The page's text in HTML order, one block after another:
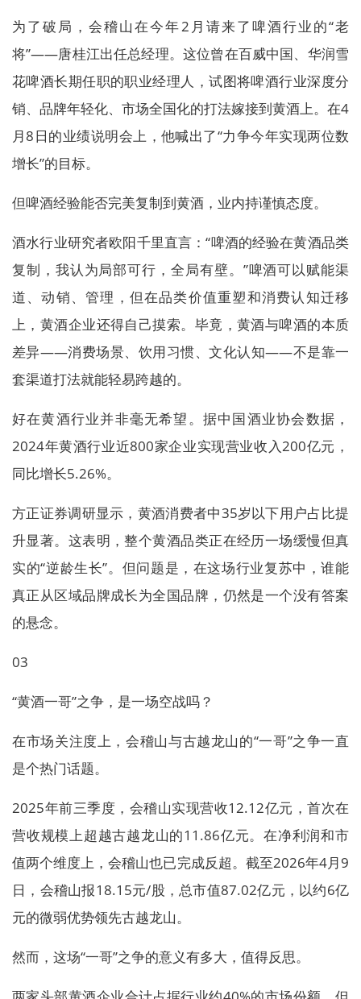
为了破局，会稽山在今年2月请来了啤酒行业的“老
将”——唐桂江出任总经理。这位曾在百威中国、华润雪
花啤酒长期任职的职业经理人，试图将啤酒行业深度分
销、品牌年轻化、市场全国化的打法嫁接到黄酒上。在4
月8日的业绩说明会上，他喊出了“力争今年实现两位数
增长”的目标。
但啤酒经验能否完美复制到黄酒，业内持谨慎态度。
酒水行业研究者欧阳千里直言：“啤酒的经验在黄酒品类
复制，我认为局部可行，全局有壁。”啤酒可以赋能渠
道、动销、管理，但在品类价值重塑和消费认知迁移
上，黄酒企业还得自己摸索。毕竟，黄酒与啤酒的本质
差异——消费场景、饮用习惯、文化认知——不是靠一
套渠道打法就能轻易跨越的。
好在黄酒行业并非毫无希望。据中国酒业协会数据，
2024年黄酒行业近800家企业实现营业收入200亿元，
同比增长5.26%。
方正证券调研显示，黄酒消费者中35岁以下用户占比提
升显著。这表明，整个黄酒品类正在经历一场缓慢但真
实的“逆龄生长”。但问题是，在这场行业复苏中，谁能
真正从区域品牌成长为全国品牌，仍然是一个没有答案
的悬念。
03
“黄酒一哥”之争，是一场空战吗？
在市场关注度上，会稽山与古越龙山的“一哥”之争一直
是个热门话题。
2025年前三季度，会稽山实现营收12.12亿元，首次在
营收规模上超越古越龙山的11.86亿元。在净利润和市
值两个维度上，会稽山也已完成反超。截至2026年4月9
日，会稽山报18.15元/股，总市值87.02亿元，以约6亿
元的微弱优势领先古越龙山。
然而，这场“一哥”之争的意义有多大，值得反思。